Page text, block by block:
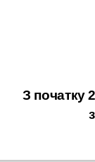
З початку